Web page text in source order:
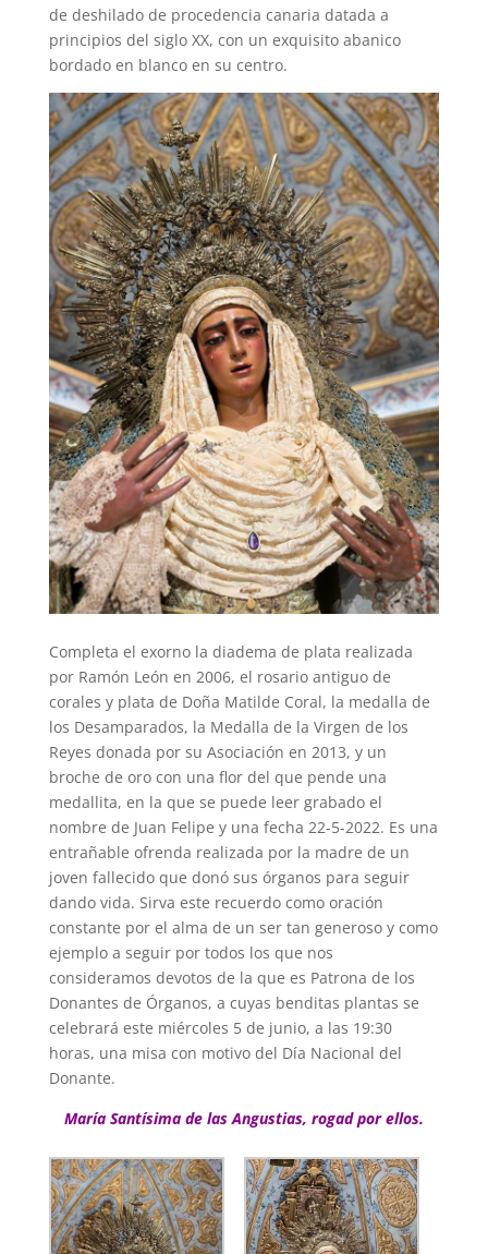
de deshilado de procedencia canaria datada a
principios del siglo XX, con un exquisito abanico
bordado en blanco en su centro.
Completa el exorno la diadema de plata realizada
por Ramón León en 2006, el rosario antiguo de
corales y plata de Doña Matilde Coral, la medalla de
los Desamparados, la Medalla de la Virgen de los
Reyes donada por su Asociación en 2013, y un
broche de oro con una flor del que pende una
medallita, en la que se puede leer grabado el
nombre de Juan Felipe y una fecha 22-5-2022. Es una
entrañable ofrenda realizada por la madre de un
joven fallecido que donó sus órganos para seguir
dando vida. Sirva este recuerdo como oración
constante por el alma de un ser tan generoso y como
ejemplo a seguir por todos los que nos
consideramos devotos de la que es Patrona de los
Donantes de Órganos, a cuyas benditas plantas se
celebrará este miércoles 5 de junio, a las 19:30
horas, una misa con motivo del Día Nacional del
Donante.
María Santísima de las Angustias, rogad por ellos.